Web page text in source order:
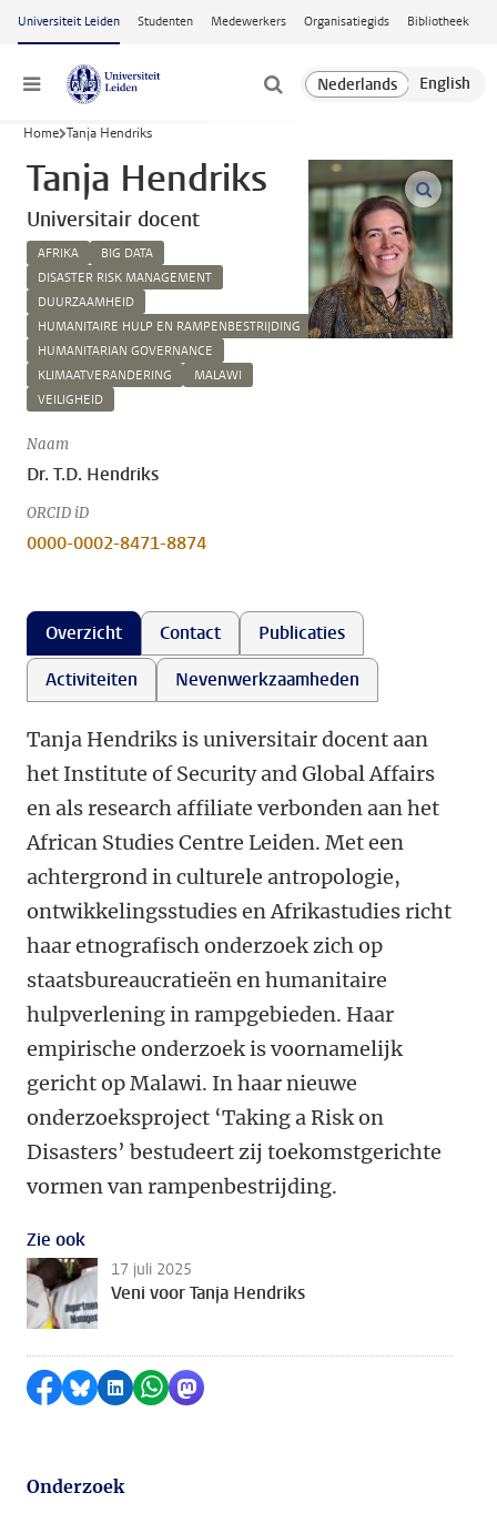
Ga naar hoofdinhoud
Universiteit Leiden Studenten Medewerkers Organisatiegids Bibliotheek
Menu
Home Tanja Hendriks
Tanja Hendriks
Universitair docent
AFRIKA
BIG DATA
DISASTER RISK MANAGEMENT
DUURZAAMHEID
HUMANITAIRE HULP EN RAMPENBESTRIJDING
HUMANITARIAN GOVERNANCE
KLIMAATVERANDERING
MALAWI
VEILIGHEID
Naam
Dr. T.D. Hendriks
ORCID iD
0000-0002-8471-8874
open
Overzicht Contact
Publicaties
Activiteiten
Nevenwerkzaamheden
Tanja Hendriks is universitair docent aan
het Institute of Security and Global Affairs
en als research affiliate verbonden aan het
African Studies Centre Leiden. Met een
achtergrond in culturele antropologie,
ontwikkelingsstudies en Afrikastudies richt
haar etnografisch onderzoek zich op
staatsbureaucratieën en humanitaire
hulpverlening in rampgebieden. Haar
empirische onderzoek is voornamelijk
gericht op Malawi. In haar nieuwe
onderzoeksproject ‘Taking a Risk on
Disasters’ bestudeert zij toekomstgerichte
vormen van rampenbestrijding.
Zie ook
17 juli 2025
Veni voor Tanja Hendriks
Delen op Facebook
Delen via Bluesky
Delen op LinkedIn
Delen via WhatsApp
Delen via Mastodon
Onderzoek